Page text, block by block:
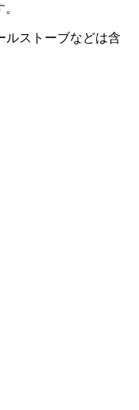
ルストーブなどは含